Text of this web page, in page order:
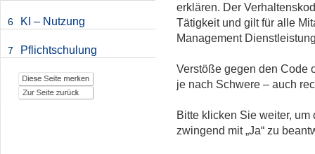
erklären. Der
Tätigkeit und gilt für alle
Management
Verstöße gegen den Code
je nach Schwere – auch
Bitte klicken Sie weiter,
zwingend mit „Ja“ zu
6 KI – Nutzung
7 Pflichtschulung